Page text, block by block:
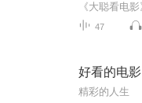
47
好看的电影
精彩的人生